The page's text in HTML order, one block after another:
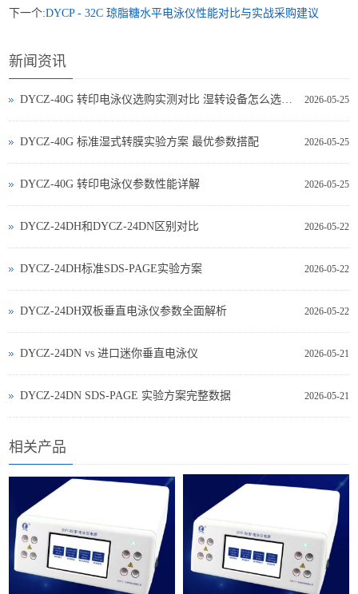
下一个:DYCP - 32C 琼脂糖水平电泳仪性能对比与实战采购建议
新闻资讯
2026-05-25
DYCZ-40G 转印电泳仪选购实测对比 湿转设备怎么选不踩坑
2026-05-25
DYCZ-40G 标准湿式转膜实验方案 最优参数搭配
2026-05-25
DYCZ-40G 转印电泳仪参数性能详解
2026-05-22
DYCZ-24DH和DYCZ-24DN区别对比
2026-05-22
DYCZ-24DH标准SDS-PAGE实验方案
2026-05-22
DYCZ-24DH双板垂直电泳仪参数全面解析
2026-05-21
DYCZ‑24DN vs 进口迷你垂直电泳仪
2026-05-21
DYCZ‑24DN SDS‑PAGE 实验方案完整数据
相关产品